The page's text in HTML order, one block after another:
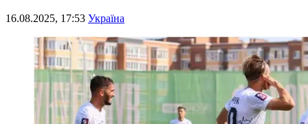
16.08.2025, 17:53 Україна